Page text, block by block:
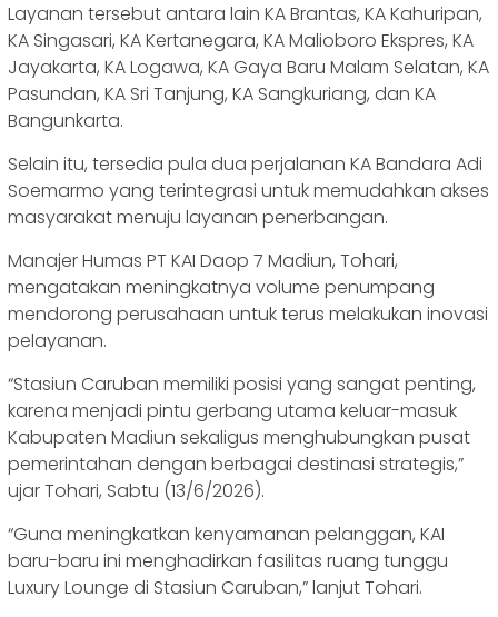
Layanan tersebut antara lain KA Brantas, KA Kahuripan,
KA Singasari, KA Kertanegara, KA Malioboro Ekspres, KA
Jayakarta, KA Logawa, KA Gaya Baru Malam Selatan, KA
Pasundan, KA Sri Tanjung, KA Sangkuriang, dan KA
Bangunkarta.
Selain itu, tersedia pula dua perjalanan KA Bandara Adi
Soemarmo yang terintegrasi untuk memudahkan akses
masyarakat menuju layanan penerbangan.
Manajer Humas PT KAI Daop 7 Madiun, Tohari,
mengatakan meningkatnya volume penumpang
mendorong perusahaan untuk terus melakukan inovasi
pelayanan.
“Stasiun Caruban memiliki posisi yang sangat penting,
karena menjadi pintu gerbang utama keluar-masuk
Kabupaten Madiun sekaligus menghubungkan pusat
pemerintahan dengan berbagai destinasi strategis,”
ujar Tohari, Sabtu (13/6/2026).
“Guna meningkatkan kenyamanan pelanggan, KAI
baru-baru ini menghadirkan fasilitas ruang tunggu
Luxury Lounge di Stasiun Caruban,” lanjut Tohari.